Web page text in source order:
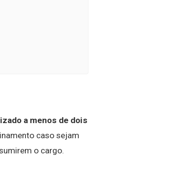
a menos de dois
caso sejam
o cargo.